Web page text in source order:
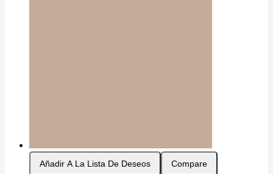
Añadir A La Lista De Deseos Compare